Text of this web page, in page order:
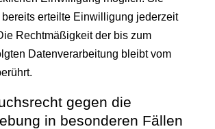
bereits erteilte Einwilligung jederzeit
Rechtmäßigkeit der bis zum
Datenverarbeitung bleibt vom
gegen die
in besonderen Fällen